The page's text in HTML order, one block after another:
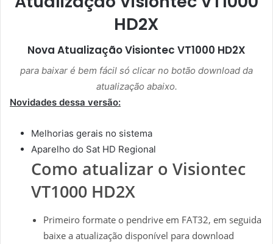
HD2X
Nova AtualizaçãoVisiontec VT1000 HD2X
para baixar é bem fácil só clicar no botão download da
atualização abaixo.
Novidades dessa versão:
Melhorias gerais no sistema
Aparelho do Sat HD Regional
Como atualizar o Visiontec
VT1000 HD2X
Primeiro formate o pendrive em FAT32, em seguida
baixe a atualização disponível para download